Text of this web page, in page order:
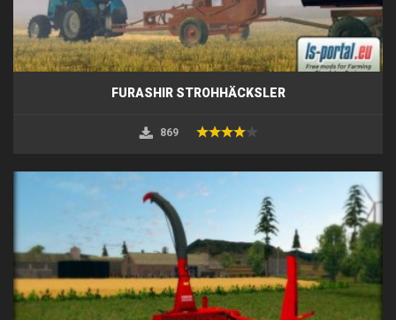
FURASHIR STROHHÄCKSLER
869